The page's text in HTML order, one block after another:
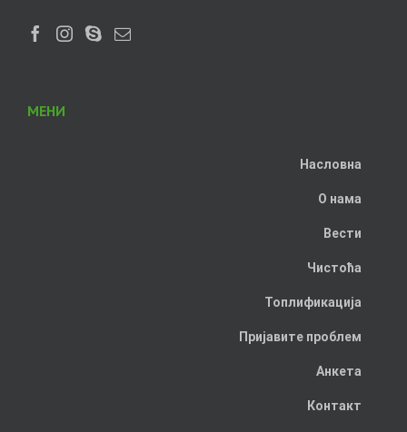
МЕНИ
Насловна
О нама
Вести
Чистоћа
Топлификација
Пријавите проблем
Анкета
Контакт